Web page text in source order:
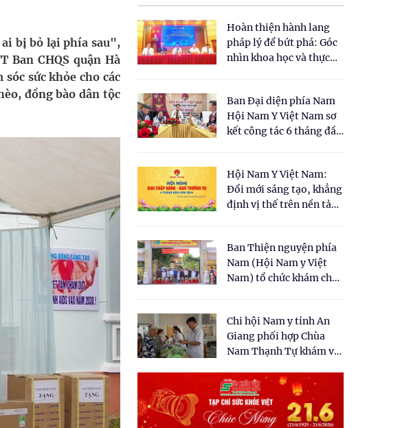
bị bỏ lại phía sau",
Ban CHQS quận Hà
sức khỏe cho các
đồng bào dân tộc
Hoàn thiện hành lang
pháp lý để bứt phá: Góc
nhìn khoa học và thực
cho Luật Y dược cổ
truyền Việt Nam"
Ban Đại diện phía Nam
Hội Nam Y Việt Nam sơ
kết công tác 6 tháng đầu
Hội Nam Y Việt Nam:
Đổi mới sáng tạo, khẳng
định vị thế trên nền tảng
Ban Thiện nguyện phía
Nam (Hội Nam y Việt
Nam) tổ chức khám chữa
dân tại xã Tân Tập
Chi hội Nam y tỉnh An
Giang phối hợp Chùa
Nam Thạnh Tự khám và
nhân dân